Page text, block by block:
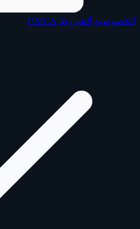
الخصوصية الشروط DMCA